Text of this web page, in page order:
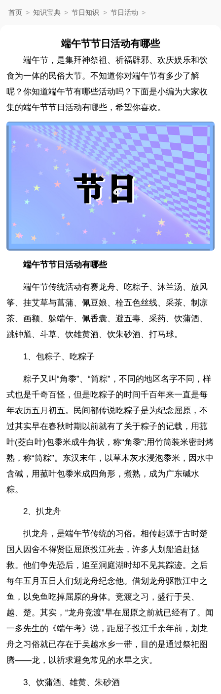
首页 > 知识宝典 > 节日知识 > 节日活动 >
端午节节日活动有哪些
端午节，是集拜神祭祖、祈福辟邪、欢庆娱乐和饮
食为一体的民俗大节。不知道你对端午节有多少了解
呢？你知道端午节有哪些活动吗？下面是小编为大家收
集的端午节节日活动有哪些，希望你喜欢。
端午节节日活动有哪些
端午节传统活动有赛龙舟、吃粽子、沐兰汤、放风
筝、挂艾草与菖蒲、佩豆娘、栓五色丝线、采茶、制凉
茶、画额、躲端午、佩香囊、避五毒、采药、饮蒲酒、
跳钟馗、斗草、饮雄黄酒、饮朱砂酒、打马球。
1、包粽子、吃粽子
粽子又叫“角黍”、“筒粽”，不同的地区名字不同，样
式也是千奇百怪，但是吃粽子的时间千百年来一直是每
年农历五月初五。民间都传说吃粽子是为纪念屈原，不
过其实早在春秋时期以前就有了关于粽子的记载，用菰
叶(茭白叶)包黍米成牛角状，称“角黍”;用竹筒装米密封烤
熟，称“筒粽”。东汉末年，以草木灰水浸泡黍米，因水中
含碱，用菰叶包黍米成四角形，煮熟，成为广东碱水
粽。
2、扒龙舟
扒龙舟，是端午节传统的习俗。相传起源于古时楚
国人因舍不得贤臣屈原投江死去，许多人划船追赶拯
救。他们争先恐后，追至洞庭湖时却不见其踪迹。之后
每年五月五日人们划龙舟纪念他。借划龙舟驱散江中之
鱼，以免鱼吃掉屈原的身体。竞渡之习，盛行于吴、
越、楚。其实，“龙舟竞渡”早在屈原之前就已经有了。闻
一多先生的《端午考》说，距屈子投江千余年前，划龙
舟之习俗就已存在于吴越水乡一带，目的是通过祭祀图
腾——龙，以祈求避免常见的水旱之灾。
3、饮蒲酒、雄黄、朱砂酒